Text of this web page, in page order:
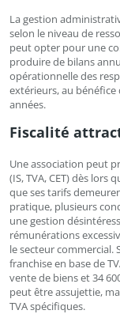
La gestion
selon le niveau de
peut opter pour une
produire de bilans
opérationnelle des
extérieurs, au bénéfice
années.
Fiscalité
Une association peut
(IS, TVA, CET) dès lors
que ses tarifs
pratique, plusieurs
une gestion
rémunérations
le secteur commercial.
franchise en base de
vente de biens et 34
peut être assujettie,
TVA spécifiques.